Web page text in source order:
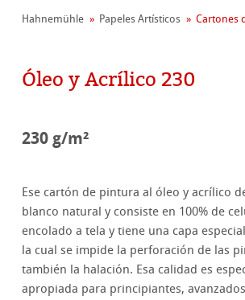
Hahnemühle Papeles Artísticos Cartones
Óleo y Acrílico 230
230 g/m²
Ese cartón de pintura al óleo y acrílico
blanco natural y consiste en 100% de
encolado a tela y tiene una capa
la cual se impide la perforación de las
también la halación. Esa calidad es
apropiada para principiantes,